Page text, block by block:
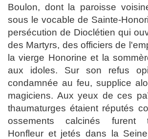
Boulon, dont la paroisse
sous le vocable de Sainte-
persécution de Dioclétien qui
des Martyrs, des officiers de
la vierge Honorine et la
aux idoles. Sur son refus
condamnée au feu, supplice
magiciens. Aux yeux de ces
thaumaturges étaient réputés
ossements calcinés furent
Honfleur et jetés dans la